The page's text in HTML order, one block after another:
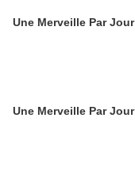
Une Merveille Par Jour
Une Merveille Par Jour